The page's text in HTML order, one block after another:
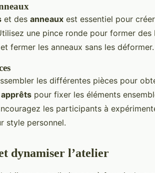
et des anneaux est essentiel pour
une pince ronde pour former des
fermer les anneaux sans les déformer.
les différentes pièces pour
apprêts pour fixer les éléments
les participants à
style personnel.
dynamiser l’atelier